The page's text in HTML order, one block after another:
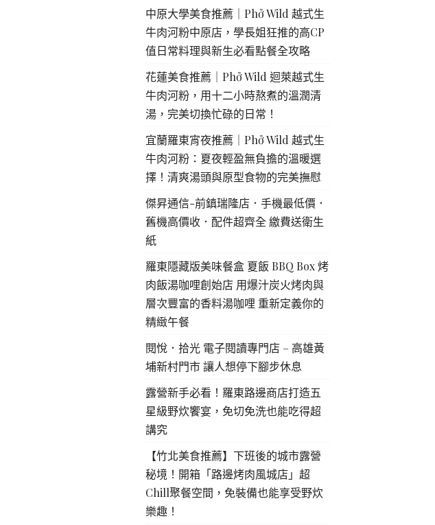
中原大學美食推薦｜Phở Wild 越式生
牛肉河粉中原店，學長姐狂推的高CP
值日常料理與新生必看點餐全攻略
花蓮美食推薦｜Phở Wild 迴萊越式生
牛肉河粉，用十二小時熬煮的溫潤清
湯，完美切換忙碌的日常！
宜蘭羅東宵夜推薦｜Phở Wild 越式生
牛肉河粉：夏夜輕盈無負擔的溫暖選
擇！清爽湯頭與原型食物的完美撫慰
傑昇通信-前鎮瑞隆店．手機最低價．
舊機高價收．配件超齊全 繳費送衛生
紙
羅東隱藏版美味餐盒 夏飯 BBQ Box 烤
肉飯湯咖哩創始店 用爆汁炭火烤肉與
層次豐富的香料湯咖哩 重新定義你的
精緻午餐
閱悅．拾光 電子閱讀專門店 – 高雄黃
埔新村門市 讓人想停下腳步休息
露營新手必看！羅東路邊商店打造五
星級野炊饗宴，免切免洗也能吃得超
講究
【竹北美食推薦】下班後的城市露營
秘境！開箱「路邊烤肉風城店」超
Chill聚餐空間，免裝備也能享受野炊
樂趣！